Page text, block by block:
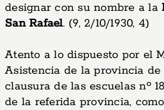
designar con su nombre a la
San Rafael. (9, 2/10/1930, 4)
Atento a lo dispuesto por el
Asistencia de la provincia de
clausura de las escuelas nº
de la referida provincia,